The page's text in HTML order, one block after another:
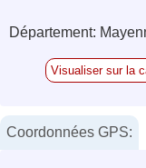
Département:
Visualiser sur la
Coordonnées GPS: